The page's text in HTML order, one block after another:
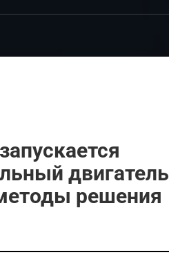
двигатель
решения